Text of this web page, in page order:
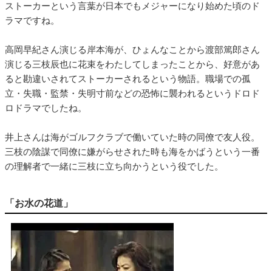
ストーカーという言葉が日本でもメジャーになり始めた頃のド
ラマですね。
高岡早紀さん演じる岸本海が、ひょんなことから渡部篤郎さん
演じる三枝辰也に花束をわたしてしまったことから、好意があ
ると勘違いされてストーカーされるという物語。職場での孤
立・失職・監禁・失明寸前などの恐怖に襲われるというドロド
ロドラマでしたね。
井上さんは海がゴルフクラブで働いていた時の同僚で友人役。
三枝の陰謀で同僚に嫌がらせされた時も海をかばうという一番
の理解者で一緒に三枝に立ち向かうという役でした。
「お水の花道」